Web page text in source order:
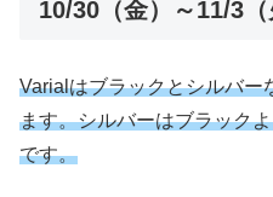
10/30（金）～11/3（
Varialはブラックとシルバー
ます。シルバーはブラック
です。